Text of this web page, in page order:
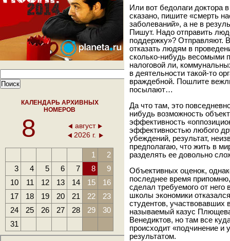
КАЛЕНДАРЬ АРХИВНЫХ
НОМЕРОВ
8
август
2026 г.
1
2
3
4 5 6 7 8
9
10
11 12 13 14 15
16
17
18 19 20 21 22
23
24
25 26 27 28 29
30
31
Или вот бедолаги
сказано, пишите «смерть
заболеваний», а не в
Пишут. Надо отправить
поддержку»? Отправляют.
отказать людям в
сколько-нибудь весомыми
налоговой ли,
в деятельности такой-то
враждебной. Пошлите
посылают…
Да что там, это
нибудь возможность
эффективность
эффективностью любого
убеждений, результат,
предполагаю, что жить в
разделять ее довольно
Объективных оценок,
последнее время
сделал требуемого от
школы экономики
студентов, участвовавших
называемый казус
Венедиктов, но там все
происходит «подчинение и
результатом.